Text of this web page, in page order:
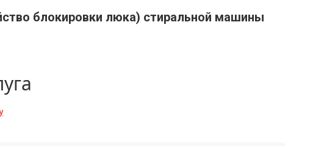
блокировки люка) стиральной машины